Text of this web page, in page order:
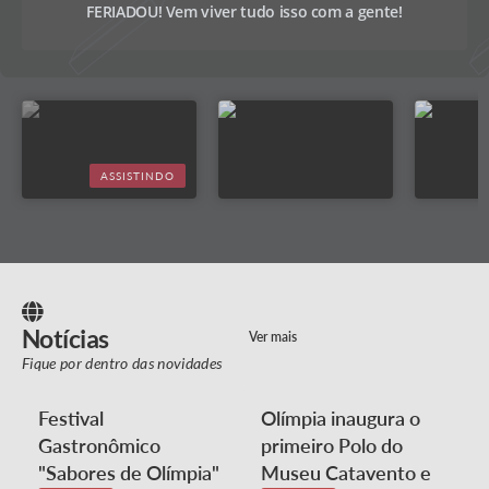
05/09/2026 - 19:00 05/09/2026 - 23:59
FERIADOU! Vem viver tudo isso com a gente!
ASSISTINDO
Notícias
Fique por dentro das novidades
Ver mais
Festival
Gastronômico
"Sabores de Olímpia"
Olímpia inaugura o
primeiro Polo do
Museu Catavento e